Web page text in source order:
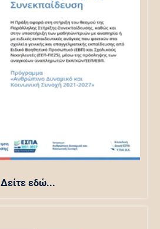
Δείτε εδώ...